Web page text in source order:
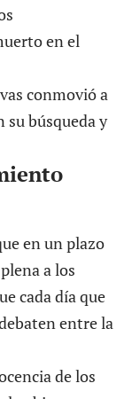
en el
conmovió a
su búsqueda y
en un plazo
a los
cada día que
entre la
de los